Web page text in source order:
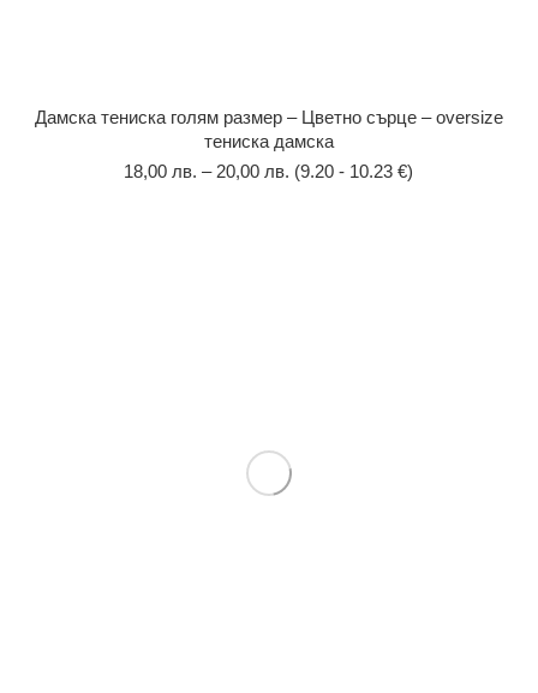
Дамска тениска голям размер – Цветно сърце – oversize
тениска дамска
18,00 лв. – 20,00 лв. (9.20 - 10.23 €)